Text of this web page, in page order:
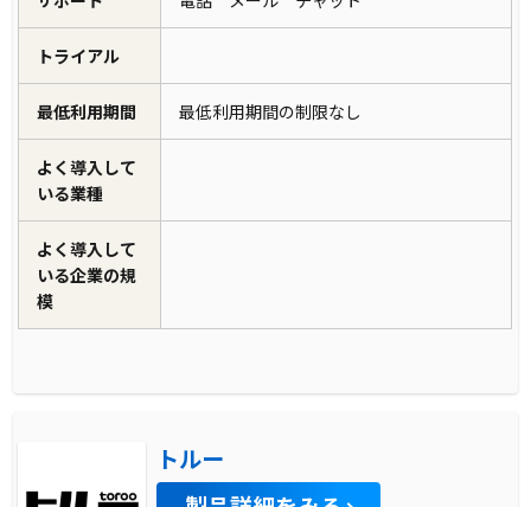
トライアル
最低利用期間 最低利用期間の制限なし
よく導入して
いる業種
よく導入して
いる企業の規
模
トルー